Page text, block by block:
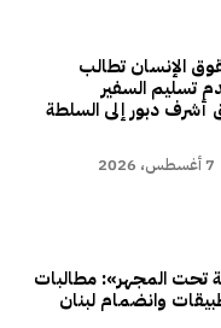
الإنسان تطالب
تسليم السفير
أشرف دبور إلى السلطة
7 أغسطس، 2026
تحت المجهر»: مطالبات
وانضمام لبنان